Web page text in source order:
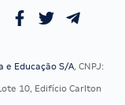
OAB
e Educação S/A, CNPJ:
10, Edifício Carlton